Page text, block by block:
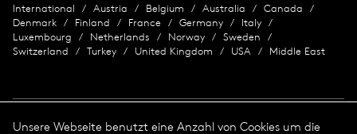
International Austria Belgium Australia
Canada
Denmark
Finland France Germany
Italy
Luxembourg
Netherlands Norway
Sweden
Switzerland
Turkey United Kingdom USA Middle East
Unsere Webseite benutzt eine Anzahl von Cookies um die